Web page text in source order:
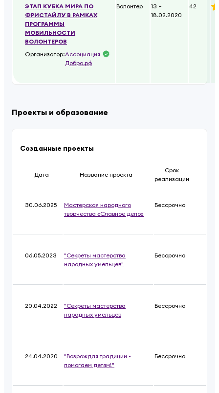
ЭТАП КУБКА МИРА ПО
ФРИСТАЙЛУ В РАМКАХ
ПРОГРАММЫ
МОБИЛЬНОСТИ
ВОЛОНТЕРОВ
Организатор:Ассоциация
Добро.рф
Волонтер
13 –
18.02.2020
42
Проекты и образование
Созданные проекты
Дата Название проекта
Срок
реализации
30.06.2025
Мастерская народного
творчества «Славное дело»
Бессрочно
06.05.2023
"Секреты мастерства
народных умельцев"
Бессрочно
20.04.2022
"Секреты мастерства
народных умельцев
Бессрочно
24.04.2020
"Возрождая традиции -
помогаем детям!"
Бессрочно